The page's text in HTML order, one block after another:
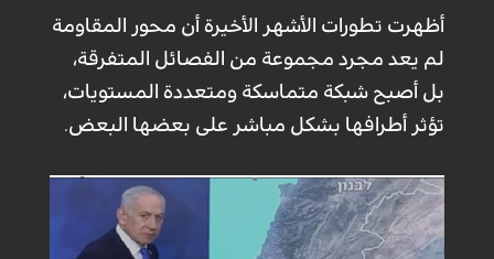
أظهرت تطورات الأشهر الأخيرة أن محور المقاومة
لم يعد مجرد مجموعة من الفصائل المتفرقة،
بل أصبح شبكة متماسكة ومتعددة المستويات،
تؤثر أطرافها بشكل مباشر على بعضها البعض.